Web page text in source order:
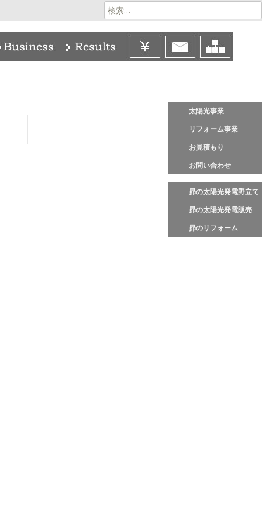
太陽光事業
リフォーム事業
お見積もり
お問い合わせ
昴の太陽光発電野立て
昴の太陽光発電販売
昴のリフォーム
検
索: